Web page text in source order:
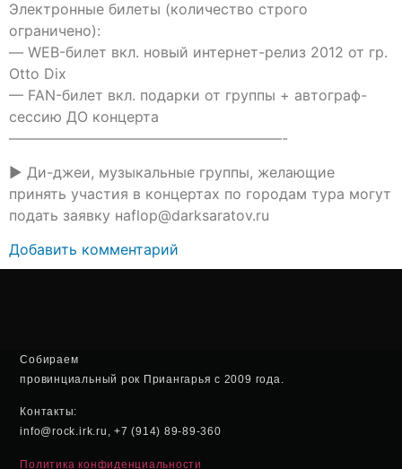
Электронные билеты (количество строго
ограничено):
— WEB-билет вкл. новый интернет-релиз 2012 от гр.
Otto Dix
— FAN-билет вкл. подарки от группы + автограф-
сессию ДО концерта
———————————————————-
► Ди-джеи, музыкальные группы, желающие
принять участия в концертах по городам тура могут
подать заявку наflop@darksaratov.ru
Добавить комментарий
Собираем
провинциальный рок Приангарья с 2009 года.
Контакты:
info@rock.irk.ru, +7 (914) 89-89-360
Политика конфиденциальности